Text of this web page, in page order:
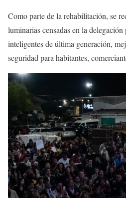
Como parte de la rehabilitación, se
luminarias censadas en la
inteligentes de última generación,
seguridad para habitantes,